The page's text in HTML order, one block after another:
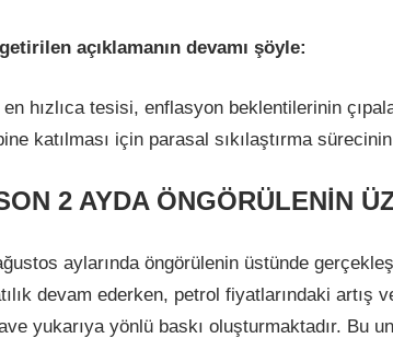
açıklamanın devamı şöyle:
hızlıca tesisi, enflasyon beklentilerinin
katılması için parasal sıkılaştırma
2 AYDA ÖNGÖRÜLENİN
aylarında öngörülenin üstünde
devam ederken, petrol fiyatlarındaki artış
yukarıya yönlü baskı oluşturmaktadır. Bu